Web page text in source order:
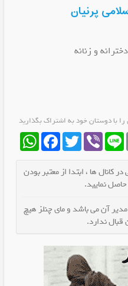
پرنیان
و زنانه
را با دوستان خود به اشتراک بگذارید
WhatsAppFacebookTwitter Viber Line
کانال ها ، ابتدا از معتبر بودن
حاصل نمایید.
آن می باشد و مای چنلز هیچ
قبال ندارد.